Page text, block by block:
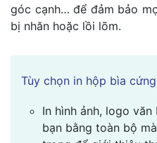
góc cạnh… để đảm bảo
bị nhăn hoặc lồi lõm.
Tùy chọn in hộp bìa cứng
In hình ảnh, logo
bạn bằng toàn bộ